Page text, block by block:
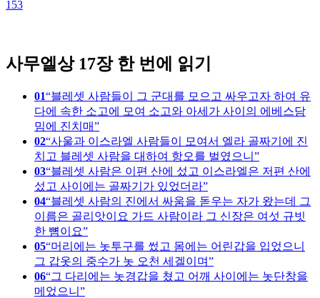
153
사무엘상 17장 한 번에 읽기
01 블레셋 사람들이 그 군대를 모으고 싸우고자 하여 유
다에 속한 소고에 모여 소고와 아세가 사이의 에베스담
밈에 진치매
02 사울과 이스라엘 사람들이 모여서 엘라 골짜기에 진
치고 블레셋 사람을 대하여 항오를 벌였으니
03 블레셋 사람은 이편 산에 섰고 이스라엘은 저편 산에
섰고 사이에는 골짜기가 있었더라
04 블레셋 사람의 진에서 싸움을 돋우는 자가 왔는데 그
이름은 골리앗이요 가드 사람이라 그 신장은 여섯 규빗
한 뼘이요
05 머리에는 놋투구를 썼고 몸에는 어린갑을 입었으니
그 갑옷의 중수가 놋 오천 세겔이며
06 그 다리에는 놋경갑을 쳤고 어깨 사이에는 놋단창을
메었으니